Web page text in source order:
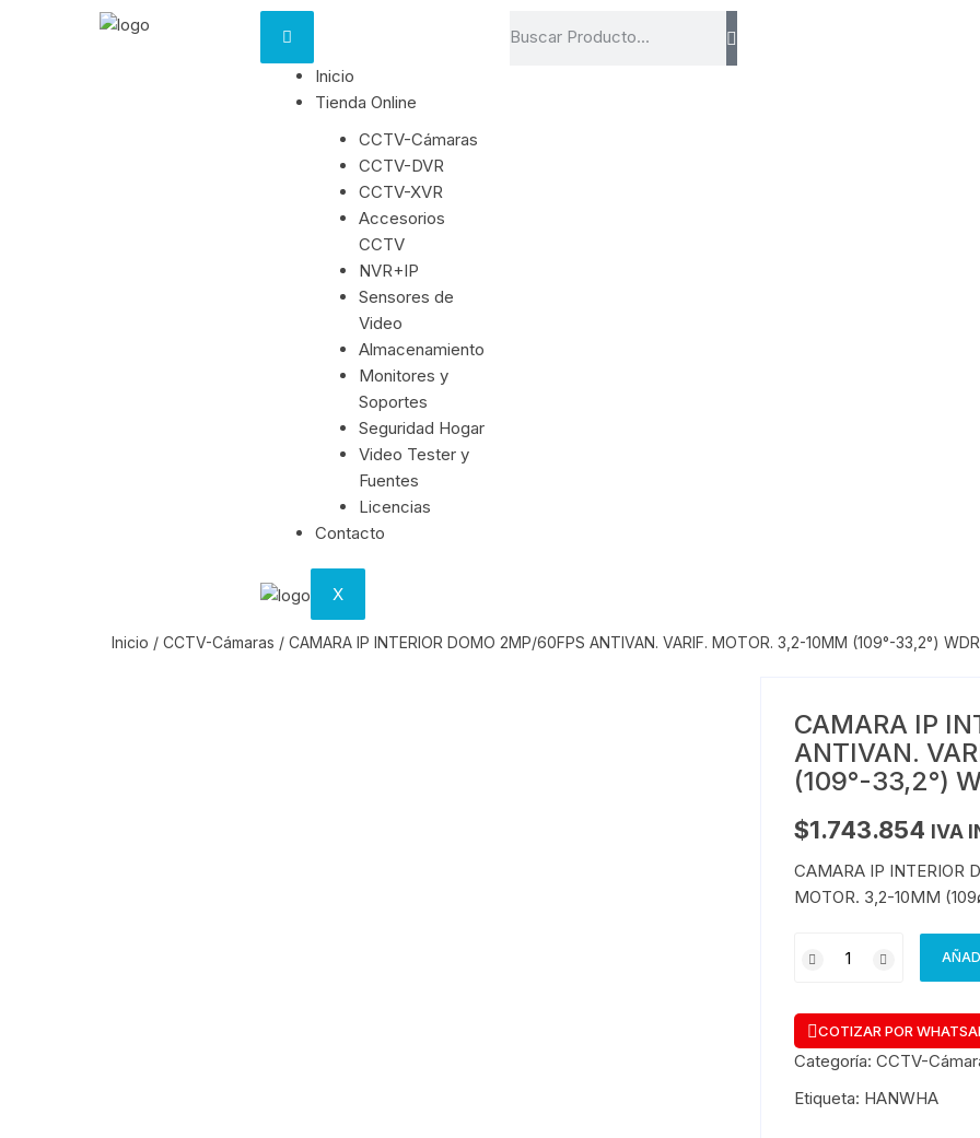
Inicio
Tienda Online
CCTV-Cámaras
CCTV-DVR
CCTV-XVR
Accesorios
CCTV
NVR+IP
Sensores de
Video
Almacenamiento
Monitores y
Soportes
Seguridad Hogar
Video Tester y
Fuentes
Licencias
Contacto
X
Inicio / CCTV-Cámaras / CAMARA IP INTERIOR DOMO 2MP/60FPS ANTIVAN. VARIF. MOTOR. 3,2-10MM (109°-33,2°)
CAMARA IP
ANTIVAN.
(109°-33,2°)
$1.743.854 IVA
CAMARA IP INTERIOR
MOTOR. 3,2-10MM
COTIZAR POR
Categoría: CCTV-
Etiqueta: HANWHA